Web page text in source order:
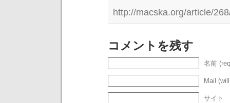
http://macska.org/article/
コメントを残す
名前
Mail
サイト